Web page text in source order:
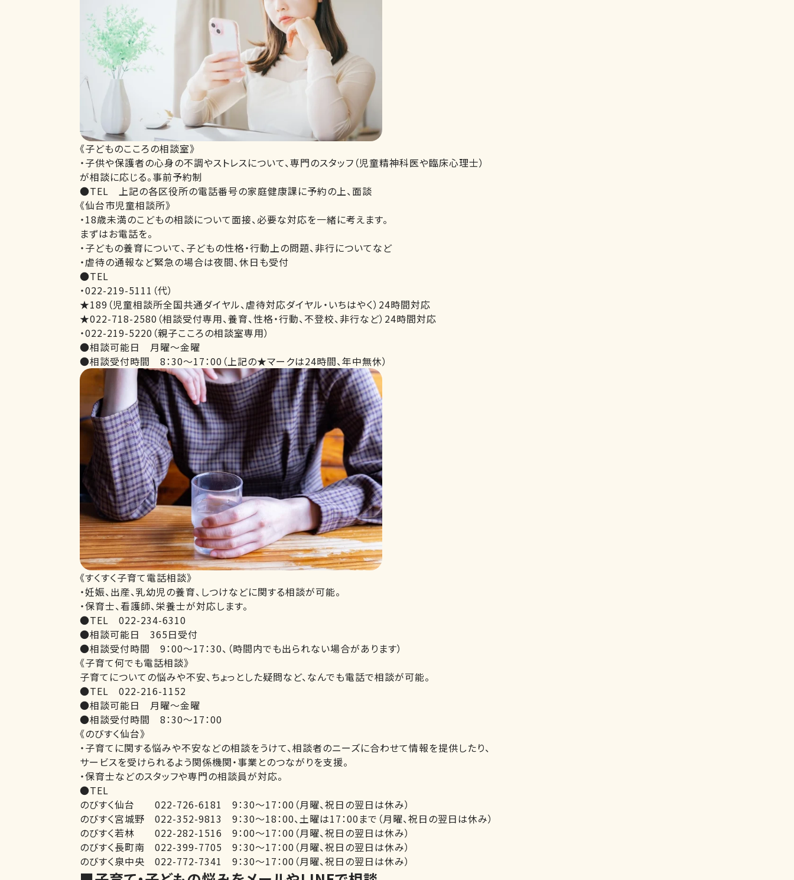
《子どものこころの相談室》
・子供や保護者の心身の不調やストレスについて、専門のスタッフ（児童精神科医や臨床心理士）
が相談に応じる。事前予約制
●TEL 上記の各区役所の電話番号の家庭健康課に予約の上、面談
《仙台市児童相談所》
・18歳未満のこどもの相談について面接、必要な対応を一緒に考えます。
まずはお電話を。
・子どもの養育について、子どもの性格・行動上の問題、非行についてなど
・虐待の通報など緊急の場合は夜間、休日も受付
●TEL
・022-219-5111（代）
★189（児童相談所全国共通ダイヤル、虐待対応ダイヤル・いちはやく）24時間対応
★022-718-2580（相談受付専用、養育、性格・行動、不登校、非行など）24時間対応
・022-219-5220（親子こころの相談室専用）
●相談可能日 月曜～金曜
●相談受付時間 8：30～17：00（上記の★マークは24時間、年中無休）
《すくすく子育て電話相談》
・妊娠、出産、乳幼児の養育、しつけなどに関する相談が可能。
・保育士、看護師、栄養士が対応します。
●TEL 022-234-6310
●相談可能日 365日受付
●相談受付時間 9：00～17：30、（時間内でも出られない場合があります）
《子育て何でも電話相談》
子育てについての悩みや不安、ちょっとした疑問など、なんでも電話で相談が可能。
●TEL 022-216-1152
●相談可能日 月曜～金曜
●相談受付時間 8：30～17：00
《のびすく仙台》
・子育てに関する悩みや不安などの相談をうけて、相談者のニーズに合わせて情報を提供したり、
サービスを受けられるよう関係機関・事業とのつながりを支援。
・保育士などのスタッフや専門の相談員が対応。
●TEL
のびすく仙台 022-726-6181 9：30～17：00（月曜、祝日の翌日は休み）
のびすく宮城野 022-352-9813 9：30～18：00、土曜は17：00まで（月曜、祝日の翌日は休み）
のびすく若林 022-282-1516 9：00～17：00（月曜、祝日の翌日は休み）
のびすく長町南 022-399-7705 9：30～17：00（月曜、祝日の翌日は休み）
のびすく泉中央 022-772-7341 9：30～17：00（月曜、祝日の翌日は休み）